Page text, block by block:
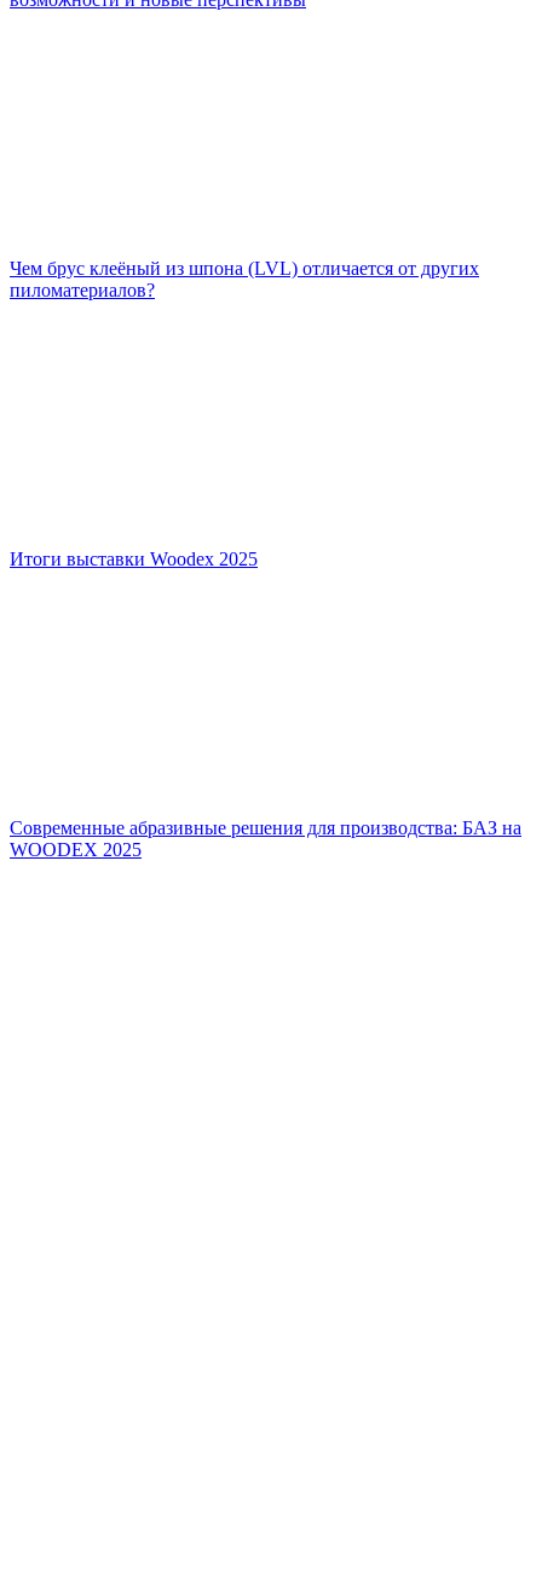
Чем брус клеёный из шпона (LVL) отличается от других
пиломатериалов?
Итоги выставки Woodex 2025
Современные абразивные решения для производства: БАЗ на
WOODEX 2025